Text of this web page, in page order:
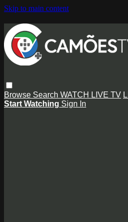
Skip to main content
Browse Search WATCH LIVE TV
Start Watching Sign In